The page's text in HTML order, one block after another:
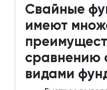
Свайные
имеют
сравнению
видами